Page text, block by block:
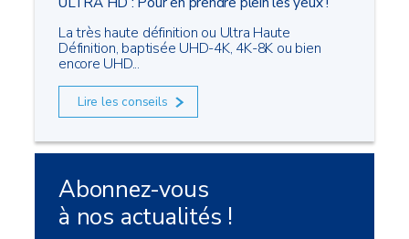
La très haute définition ou Ultra Haute
Définition, baptisée UHD-4K, 4K-8K ou bien
encore UHD...
Lire les conseils
Abonnez-vous
à nos actualités !